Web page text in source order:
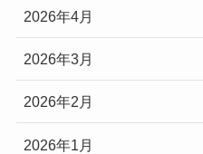
2026年4月
2026年3月
2026年2月
2026年1月